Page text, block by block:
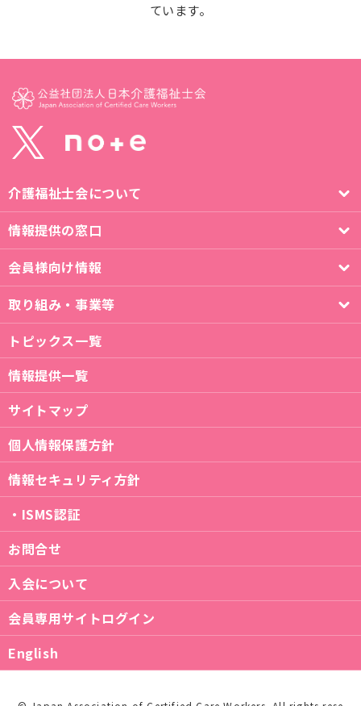
ています。
介護福祉士会について
情報提供の窓口
会員様向け情報
取り組み・事業等
トピックス一覧
情報提供一覧
サイトマップ
個人情報保護方針
情報セキュリティ方針
・ISMS認証
お問合せ
入会について
会員専用サイトログイン
English